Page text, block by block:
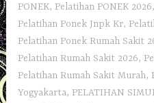
PONEK, Pelatihan PONEK 2026,
Pelatihan Ponek Jnpk Kr,
Pelatihan Ponek Rumah Sakit
Pelatihan Rumah Sakit 2026,
Pelatihan Rumah Sakit Murah,
Yogyakarta, PELATIHAN